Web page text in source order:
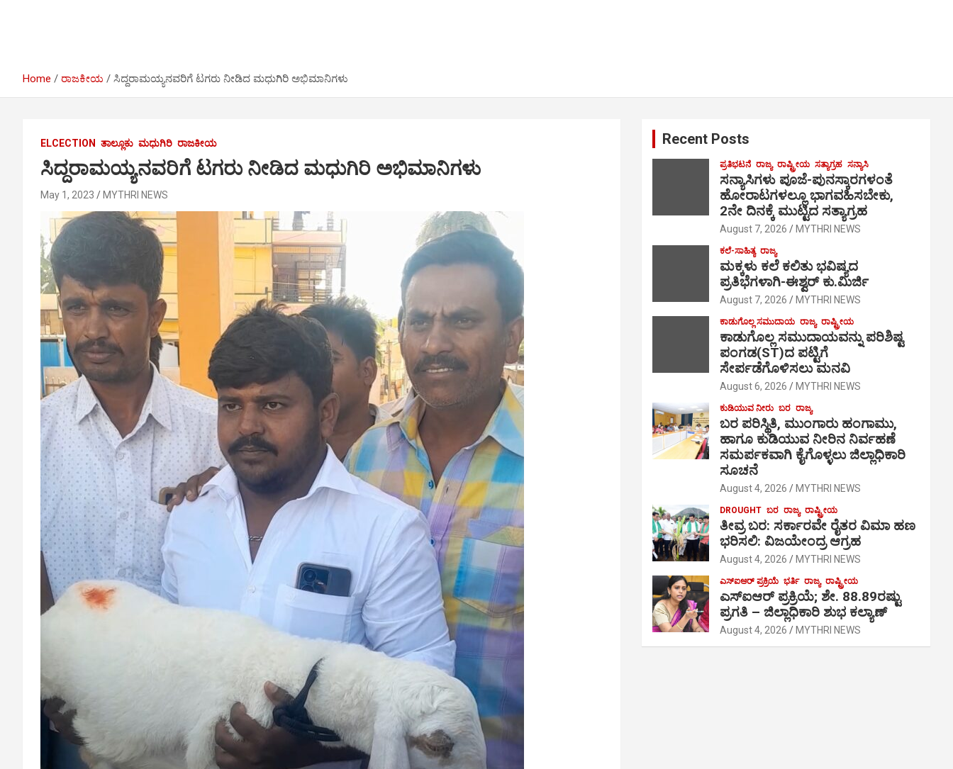
Home ರಾಜಕೀಯ ಸಿದ್ದರಾಮಯ್ಯನವರಿಗೆ ಟಗರು ನೀಡಿದ ಮಧುಗಿರಿ ಅಭಿಮಾನಿಗಳು
ELCECTION ತಾಲ್ಲೂಕು ಮಧುಗಿರಿ ರಾಜಕೀಯ
ಸಿದ್ದರಾಮಯ್ಯನವರಿಗೆ ಟಗರು ನೀಡಿದ ಮಧುಗಿರಿ ಅಭಿಮಾನಿಗಳು
May 1, 2023 MYTHRI NEWS
Recent Posts
ಪ್ರತಿಭಟನೆ ರಾಜ್ಯ ರಾಷ್ಟ್ರೀಯ ಸತ್ಯಾಗ್ರಹ ಸನ್ಯಾಸಿ
ಸನ್ಯಾಸಿಗಳು ಪೂಜೆ-ಪುನಸ್ಕಾರಗಳಂತೆ
ಹೋರಾಟಗಳಲ್ಲೂ ಭಾಗವಹಿಸಬೇಕು,
2ನೇ ದಿನಕ್ಕೆ ಮುಟ್ಟಿದ ಸತ್ಯಾಗ್ರಹ
August 7, 2026 MYTHRI NEWS
ಕಲೆ-ಸಾಹಿತ್ಯ ರಾಜ್ಯ
ಮಕ್ಕಳು ಕಲೆ ಕಲಿತು ಭವಿಷ್ಯದ
ಪ್ರತಿಭೆಗಳಾಗಿ-ಈಶ್ವರ್ ಕು.ಮಿರ್ಜಿ
August 7, 2026 MYTHRI NEWS
ಕಾಡುಗೊಲ್ಲ ಸಮುದಾಯ ರಾಜ್ಯ ರಾಷ್ಟ್ರೀಯ
ಕಾಡುಗೊಲ್ಲ ಸಮುದಾಯವನ್ನು ಪರಿಶಿಷ್ಟ
ಪಂಗಡ(ST)ದ ಪಟ್ಟಿಗೆ
ಸೇರ್ಪಡೆಗೊಳಿಸಲು ಮನವಿ
August 6, 2026 MYTHRI NEWS
ಕುಡಿಯುವ ನೀರು ಬರ ರಾಜ್ಯ
ಬರ ಪರಿಸ್ಥಿತಿ, ಮುಂಗಾರು ಹಂಗಾಮು,
ಹಾಗೂ ಕುಡಿಯುವ ನೀರಿನ ನಿರ್ವಹಣೆ
ಸಮರ್ಪಕವಾಗಿ ಕೈಗೊಳ್ಳಲು ಜಿಲ್ಲಾಧಿಕಾರಿ
ಸೂಚನೆ
August 4, 2026 MYTHRI NEWS
DROUGHT ಬರ ರಾಜ್ಯ ರಾಷ್ಟ್ರೀಯ
ತೀವ್ರ ಬರ: ಸರ್ಕಾರವೇ ರೈತರ ವಿಮಾ ಹಣ
ಭರಿಸಲಿ: ವಿಜಯೇಂದ್ರ ಆಗ್ರಹ
August 4, 2026 MYTHRI NEWS
ಎಸ್‍ಐಆರ್ ಪ್ರಕ್ರಿಯೆ ಭರ್ತಿ ರಾಜ್ಯ ರಾಷ್ಟ್ರೀಯ
ಎಸ್‍ಐಆರ್ ಪ್ರಕ್ರಿಯೆ; ಶೇ. 88.89ರಷ್ಟು
ಪ್ರಗತಿ – ಜಿಲ್ಲಾಧಿಕಾರಿ ಶುಭ ಕಲ್ಯಾಣ್
August 4, 2026 MYTHRI NEWS